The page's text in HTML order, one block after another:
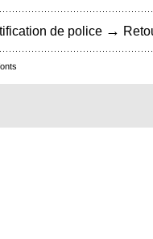
de police →